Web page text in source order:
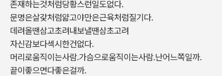
존재하는것처럼당황스런일도없다.
문명은살갗처럼얇고야만은근육처럼질기다.
데려올땐삼고초려내보낼땐삼초고려
자신감보다섹시한건없다.
머리로움직이는사람.가슴으로움직이는사람.난어느쪽일까.
끝이좋으면다좋은걸까.